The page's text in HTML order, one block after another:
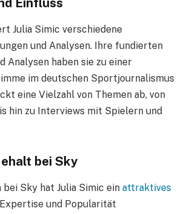
Einfluss
Julia Simic verschiedene
und Analysen. Ihre fundierten
Analysen haben sie zu einer
im deutschen Sportjournalismus
eine Vielzahl von Themen ab, von
hin zu Interviews mit Spielern und
bei Sky
Sky hat Julia Simic ein attraktives
und Popularität